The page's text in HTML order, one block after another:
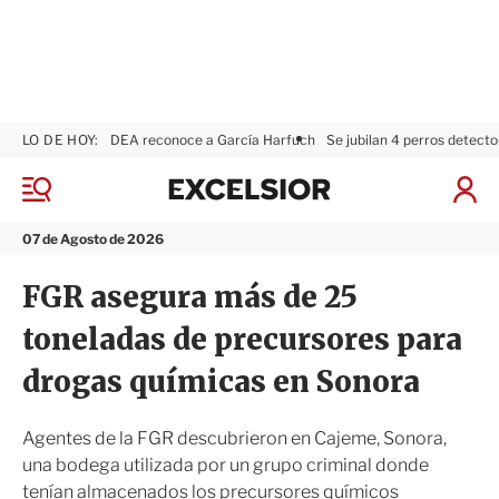
M
n
07 de Agosto de 2026
LO DE HOY: DEA reconoce a García Harfuch Se jubilan 4 perros
I
x
s
i
r
FGR asegura más de 25
toneladas de precursores para
drogas químicas en Sonora
Agentes de la FGR descubrieron en Cajeme, Sonora,
una bodega utilizada por un grupo criminal donde
tenían almacenados los precursores químicos